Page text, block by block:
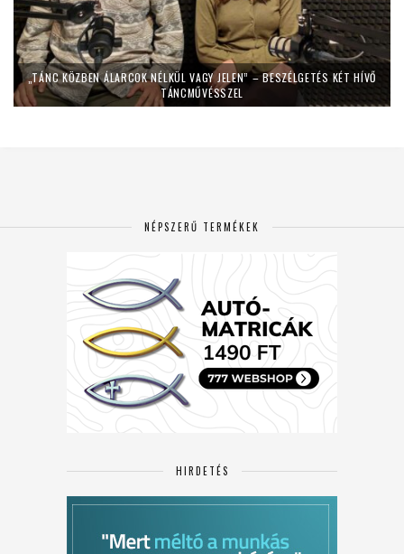
„TÁNC KÖZBEN ÁLARCOK NÉLKÜL VAGY JELEN” – BESZÉLGETÉS KÉT HÍVŐ
TÁNCMŰVÉSSZEL
NÉPSZERŰ TERMÉKEK
HIRDETÉS